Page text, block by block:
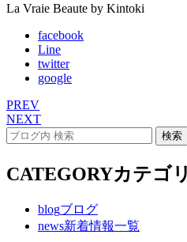
La Vraie Beaute by Kintoki
facebook
Line
twitter
google
PREV
NEXT
CATEGORYカテゴ
blogブログ
news新着情報一覧